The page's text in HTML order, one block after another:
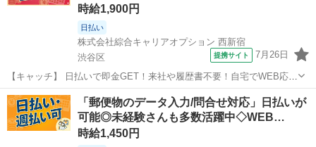
時給1,900円
日払い
株式会社綜合キャリアオプション 西新宿
渋谷区
提携サイト 7月26日
【キャッチ】 日払いで即金GET！来社や履歴書不要！自宅でWEB応
募！高時給1900円！「カードのサポート/架電営業」20代～40代のスタ
ッフさん中心に大活躍中！ 【コメント】 《未経験から就業可能なオフ
ィスワーク☆》 「...
東京 渋谷区 電話対応
「郵便物のデータ入力/問合せ対応」日払いが
可能◎未経験さんも多数活躍中◇WEB…
時給1,450円